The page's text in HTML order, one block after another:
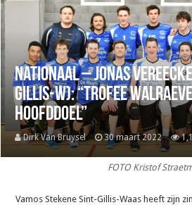
Nationaal – Jonas
Gillis-W): “Trofee
hoofddoel”
Dirk Van Bruysel 30 maart 2022
FOTO Kristof
Vamos Stekene Sint-Gillis-Waas heeft zijn